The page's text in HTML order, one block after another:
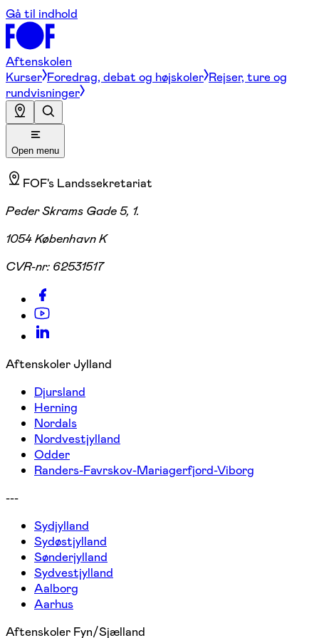
Gå til indhold
Aftenskolen
Kurser Foredrag, debat og højskoler Rejser, ture og
rundvisninger
Open menu
FOF's Landssekretariat
Peder Skrams Gade 5, 1.
1054 København K
CVR-nr: 62531517
Aftenskoler Jylland
Djursland
Herning
Nordals
Nordvestjylland
Odder
Randers-Favrskov-Mariagerfjord-Viborg
---
Sydjylland
Sydøstjylland
Sønderjylland
Sydvestjylland
Aalborg
Aarhus
Aftenskoler Fyn/Sjælland